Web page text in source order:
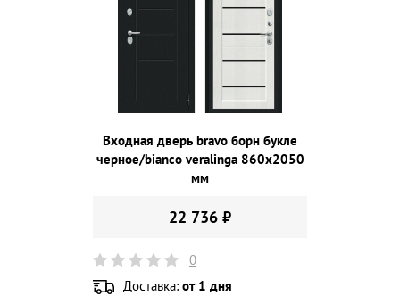
Входная дверь bravo борн букле
черное/bianco veralinga 860х2050
мм
22 736 ₽
0
Доставка: от 1 дня